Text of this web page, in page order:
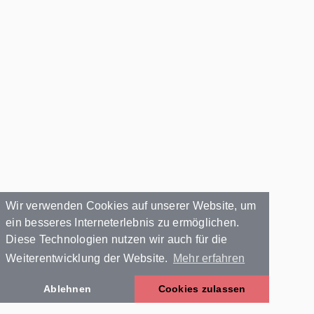
Wir verwenden Cookies auf unserer Website, um
ein besseres Interneterlebnis zu ermöglichen.
Diese Technologien nutzen wir auch für die
Weiterentwicklung der Website.
Mehr erfahren
Ablehnen Cookies zulassen